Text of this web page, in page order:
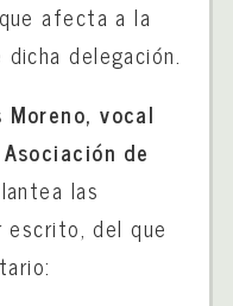
afecta a la
delegación.
vocal
de
las
del que